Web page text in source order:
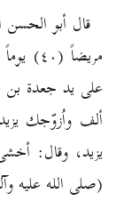
على يد جعدة بن
ألف واُزوّجك
يزيد، وقال:
(صلى الله عليه